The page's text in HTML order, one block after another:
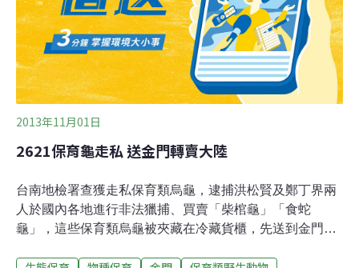
會漁業署，龜、鳥已經點交給宜蘭縣動植物防疫所。海巡
署表示，張姓船主自稱受綽號阿宗委託，預計前（2日）
晚7點在淡水外海，由其他船接駁
2013年11月01日
2621保育龜走私 送金門轉賣大陸
台南地檢署查獲走私保育類烏龜，逮捕洪松賢及鄭丁界兩
人於國內各地進行非法獵捕、買賣「柴棺龜」「食蛇
龜」，這些保育類烏龜被夾藏在冷藏貨櫃，先送到金門後